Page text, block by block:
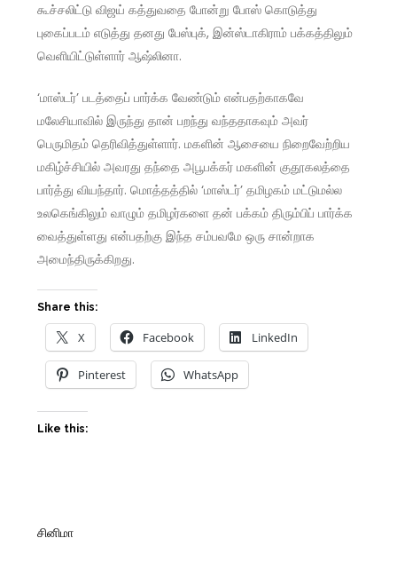
கூச்சலிட்டு விஜய் கத்துவதை போன்று போஸ் கொடுத்து
புகைப்படம் எடுத்து தனது பேஸ்புக், இன்ஸ்டாகிராம் பக்கத்திலும்
வெளியிட்டுள்ளார் ஆஷ்லினா.
‘மாஸ்டர்’ படத்தைப் பார்க்க வேண்டும் என்பதற்காகவே
மலேசியாவில் இருந்து தான் பறந்து வந்ததாகவும் அவர்
பெருமிதம் தெரிவித்துள்ளார். மகளின் ஆசையை நிறைவேற்றிய
மகிழ்ச்சியில் அவரது தந்தை அபூபக்கர் மகளின் குதூகலத்தை
பார்த்து வியந்தார். மொத்தத்தில் ‘மாஸ்டர்’ தமிழகம் மட்டுமல்ல
உலகெங்கிலும் வாழும் தமிழர்களை தன் பக்கம் திரும்பிப் பார்க்க
வைத்துள்ளது என்பதற்கு இந்த சம்பவமே ஒரு சான்றாக
அமைந்திருக்கிறது.
Share this:
X Facebook LinkedIn
Pinterest WhatsApp
Like this:
சினிமா